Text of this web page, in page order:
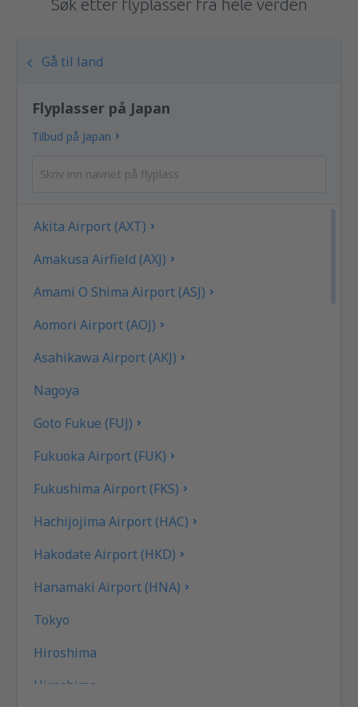
Gå til land
Flyplasser på Japan
Tilbud på Japan
Akita Airport (AXT)
Amakusa Airfield (AXJ)
Amami O Shima Airport (ASJ)
Aomori Airport (AOJ)
Asahikawa Airport (AKJ)
Nagoya
Goto Fukue (FUJ)
Fukuoka Airport (FUK)
Fukushima Airport (FKS)
Hachijojima Airport (HAC)
Hakodate Airport (HKD)
Hanamaki Airport (HNA)
Tokyo
Hiroshima
Hiroshima